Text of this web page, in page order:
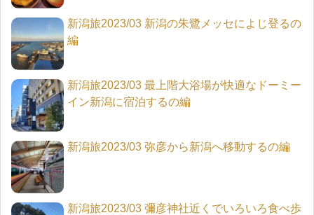
新潟旅2023/03 新潟の朱鷺メッセによじ登るの
編
新潟旅2023/03 最上階大浴場が快適なドーミー
イン新潟に宿泊するの編
新潟旅2023/03 弥彦から新潟へ移動するの編
新潟旅2023/03 彌彦神社近くでいろいろ食べ歩